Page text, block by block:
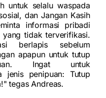
untuk selalu waspada
dan Jangan Kasih
informasi pribadi
tidak terverifikasi.
berlapis sebelum
apapun untuk tutup
Ingat untuk
jenis penipuan: Tutup
tegas Andreas.